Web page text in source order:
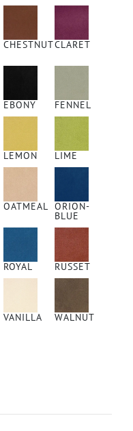
CHESTNUTCLARET
EBONY FENNEL
LEMON LIME
OATMEAL ORION-
BLUE
ROYAL RUSSET
VANILLA WALNUT